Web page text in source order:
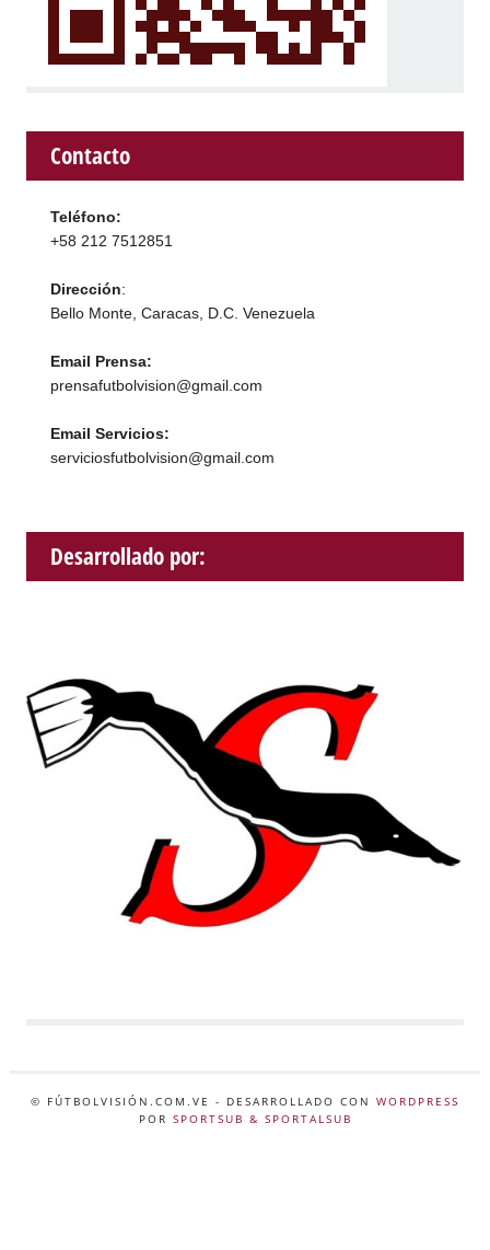
Contacto
Teléfono:
+58 212 7512851
Dirección:
Bello Monte, Caracas, D.C. Venezuela
Email Prensa:
prensafutbolvision@gmail.com
Email Servicios:
serviciosfutbolvision@gmail.com
Desarrollado por:
© FÚTBOLVISIÓN.COM.VE - DESARROLLADO CON WORDPRESS
POR SPORTSUB & SPORTALSUB